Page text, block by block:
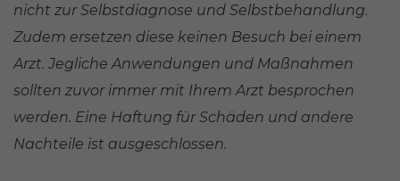
nicht zur Selbstdiagnose und Selbstbehandlung.
Zudem ersetzen diese keinen Besuch bei einem
Arzt. Jegliche Anwendungen und Maßnahmen
sollten zuvor immer mit Ihrem Arzt besprochen
werden. Eine Haftung für Schäden und andere
Nachteile ist ausgeschlossen.